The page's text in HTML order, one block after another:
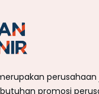
perusahaan
promosi